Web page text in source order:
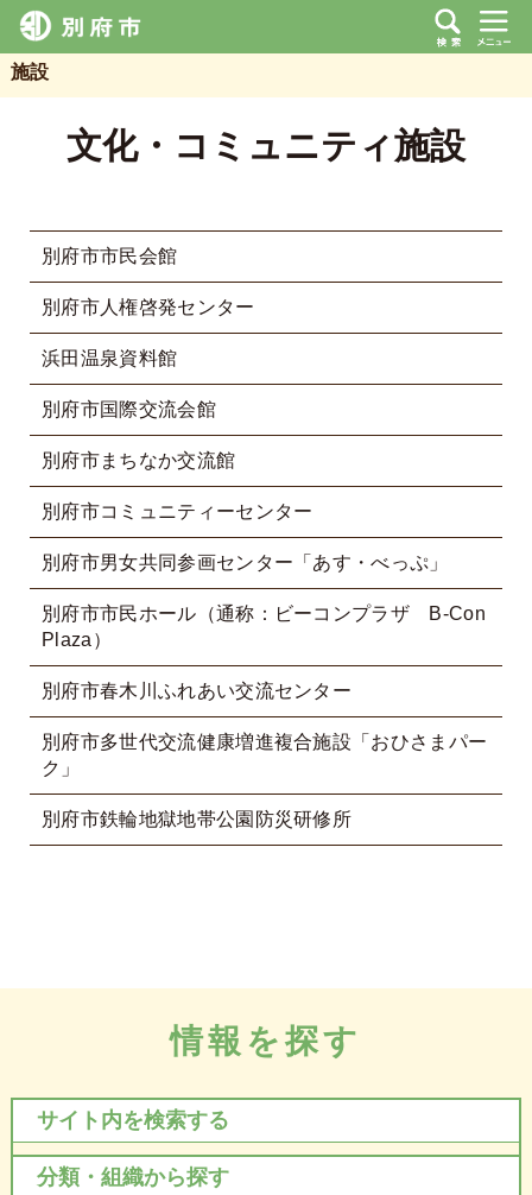
施設
文化・コミュニティ施設
別府市市民会館
別府市人権啓発センター
浜田温泉資料館
別府市国際交流会館
別府市まちなか交流館
別府市コミュニティーセンター
別府市男女共同参画センター「あす・べっぷ」
別府市市民ホール（通称：ビーコンプラザ B-Con
Plaza）
別府市春木川ふれあい交流センター
別府市多世代交流健康増進複合施設「おひさまパー
ク」
別府市鉄輪地獄地帯公園防災研修所
情報を探す
サイト内を検索する
分類・組織から探す